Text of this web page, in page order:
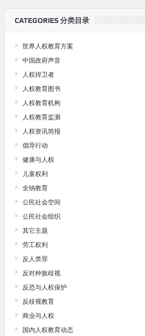
CATEGORIES 分类目录
世界人权教育方案
中国政府声音
人权捍卫者
人权教育图书
人权教育机构
人权教育监测
人权资讯简报
倡导行动
健康与人权
儿童权利
全纳教育
公民社会空间
公民社会组织
其它主题
劳工权利
反人类罪
反对种族歧视
反恐与人权保护
反歧视教育
商业与人权
国内人权教育动态